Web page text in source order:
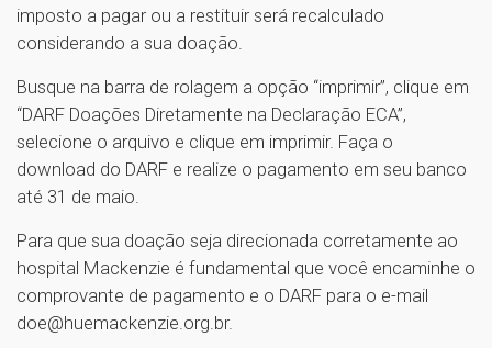
imposto a pagar ou a restituir será recalculado
considerando a sua doação.
Busque na barra de rolagem a opção “imprimir”, clique em
“DARF Doações Diretamente na Declaração ECA”,
selecione o arquivo e clique em imprimir. Faça o
download do DARF e realize o pagamento em seu banco
até 31 de maio.
Para que sua doação seja direcionada corretamente ao
hospital Mackenzie é fundamental que você encaminhe o
comprovante de pagamento e o DARF para o e-mail
doe@huemackenzie.org.br.